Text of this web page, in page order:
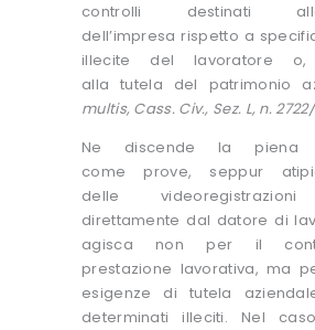
controlli destinati
dell’impresa rispetto a
illecite del lavoratore o,
alla tutela del patrimonio
multis, Cass. Civ., Sez. L, n.
Ne discende la piena
come prove, seppur
delle
direttamente dal datore di
agisca non per il
prestazione lavorativa, ma
esigenze di tutela
determinati illeciti. Nel